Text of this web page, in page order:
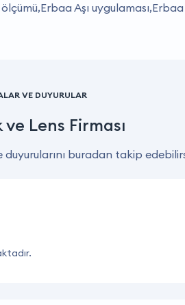
Aşı
VE DUYURULAR
Lens Firması
duyurularını buradan takip